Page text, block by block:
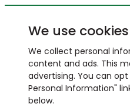
We use
We collect personal
content and ads. This
advertising. You can
Personal Information"
below.